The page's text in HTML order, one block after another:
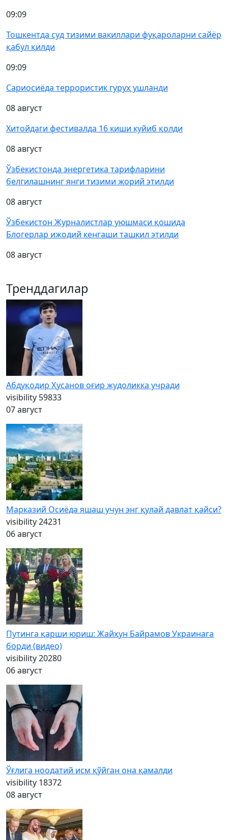
09:09
Тошкентда суд тизими вакиллари фуқароларни сайёр
қабул қилди
09:09
Сариосиёда террористик гуруҳ ушланди
08 август
Хитойдаги фестивалда 16 киши куйиб қолди
08 август
Ўзбекистонда энергетика тарифларини
белгилашнинг янги тизими жорий этилди
08 август
Ўзбекистон Журналистлар уюшмаси қошида
Блогерлар ижодий кенгаши ташкил этилди
08 август
Тренддагилар
Абдуқодир Ҳусанов оғир жудоликка учради
visibility 59833
07 август
Марказий Осиёда яшаш учун энг қулай давлат қайси?
visibility24231
06 август
Путинга қарши юриш: Жайҳун Байрамов Украинага
борди (видео)
visibility20280
06 август
Ўғлига ноодатий исм қўйган она қамалди
visibility 18372
08 август